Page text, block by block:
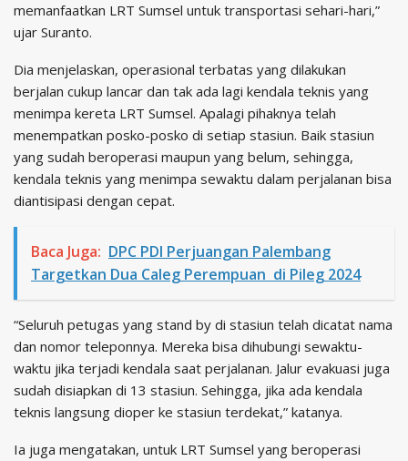
memanfaatkan LRT Sumsel untuk transportasi sehari-hari,”
ujar Suranto.
Dia menjelaskan, operasional terbatas yang dilakukan
berjalan cukup lancar dan tak ada lagi kendala teknis yang
menimpa kereta LRT Sumsel. Apalagi pihaknya telah
menempatkan posko-posko di setiap stasiun. Baik stasiun
yang sudah beroperasi maupun yang belum, sehingga,
kendala teknis yang menimpa sewaktu dalam perjalanan bisa
diantisipasi dengan cepat.
Baca Juga: DPC PDI Perjuangan Palembang
Targetkan Dua Caleg Perempuan di Pileg 2024
“Seluruh petugas yang stand by di stasiun telah dicatat nama
dan nomor teleponnya. Mereka bisa dihubungi sewaktu-
waktu jika terjadi kendala saat perjalanan. Jalur evakuasi juga
sudah disiapkan di 13 stasiun. Sehingga, jika ada kendala
teknis langsung dioper ke stasiun terdekat,” katanya.
Ia juga mengatakan, untuk LRT Sumsel yang beroperasi